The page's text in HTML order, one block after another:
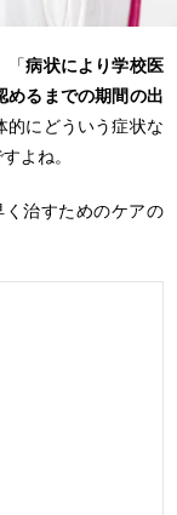
「病状により学校医
めるまでの期間の出
的にどういう症状な
よね。
治すためのケアの